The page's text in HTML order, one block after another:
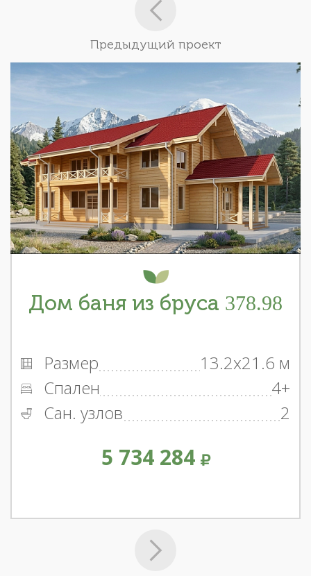
Предыдущий проект
Дом баня из бруса 378.98
Размер
13.2x21.6 м
Спален
4+
Сан. узлов
2
5 734 284